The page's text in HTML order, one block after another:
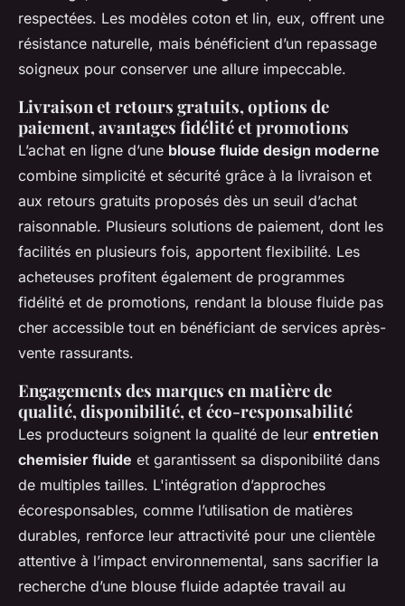
respectées. Les modèles coton et lin, eux, offrent une
résistance naturelle, mais bénéficient d’un repassage
soigneux pour conserver une allure impeccable.
Livraison et retours gratuits, options de
paiement, avantages fidélité et promotions
L’achat en ligne d’une blouse fluide design moderne
combine simplicité et sécurité grâce à la livraison et
aux retours gratuits proposés dès un seuil d’achat
raisonnable. Plusieurs solutions de paiement, dont les
facilités en plusieurs fois, apportent flexibilité. Les
acheteuses profitent également de programmes
fidélité et de promotions, rendant la blouse fluide pas
cher accessible tout en bénéficiant de services après-
vente rassurants.
Engagements des marques en matière de
qualité, disponibilité, et éco-responsabilité
Les producteurs soignent la qualité de leur entretien
chemisier fluide et garantissent sa disponibilité dans
de multiples tailles. L'intégration d’approches
écoresponsables, comme l’utilisation de matières
durables, renforce leur attractivité pour une clientèle
attentive à l’impact environnemental, sans sacrifier la
recherche d’une blouse fluide adaptée travail au